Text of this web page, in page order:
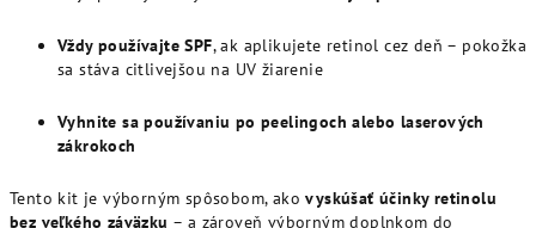
Vždy používajte SPF, ak aplikujete retinol cez deň – pokožka
sa stáva citlivejšou na UV žiarenie
Vyhnite sa používaniu po peelingoch alebo laserových
zákrokoch
Tento kit je výborným spôsobom, akovyskúšať účinky retinolu
bez veľkého záväzku – a zároveň výborným doplnkom do